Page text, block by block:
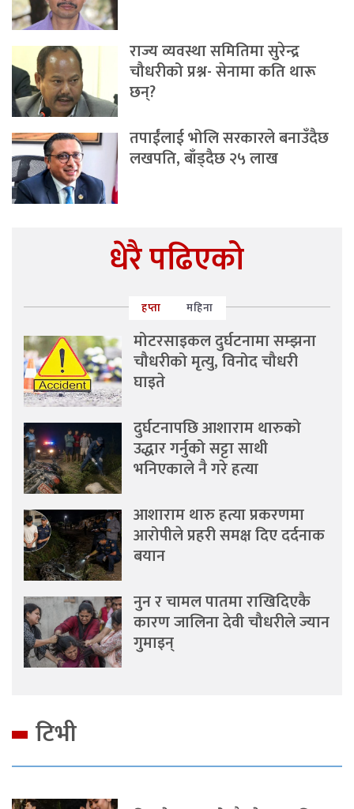
राज्य व्यवस्था समितिमा सुरेन्द्र
चौधरीको प्रश्न- सेनामा कति थारू
छन्?
तपाईंलाई भोलि सरकारले बनाउँदैछ
लखपति, बाँड्दैछ २५ लाख
धेरै पढिएको
हप्ता महिना
मोटरसाइकल दुर्घटनामा सम्झना
चौधरीको मृत्यु, विनोद चौधरी
घाइते
दुर्घटनापछि आशाराम थारुको
उद्धार गर्नुको सट्टा साथी
भनिएकाले नै गरे हत्या
आशाराम थारु हत्या प्रकरणमा
आरोपीले प्रहरी समक्ष दिए दर्दनाक
बयान
नुन र चामल पातमा राखिदिएकै
कारण जालिना देवी चौधरीले ज्यान
गुमाइन्
टिभी